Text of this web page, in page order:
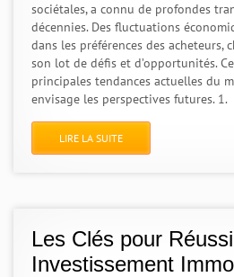
sociétales, a connu de profondes
décennies. Des fluctuations
dans les préférences des acheteurs,
son lot de défis et d’opportunités.
principales tendances actuelles du
envisage les perspectives futures. 1.
LIRE LA SUITE
Les Clés pour
Investissement